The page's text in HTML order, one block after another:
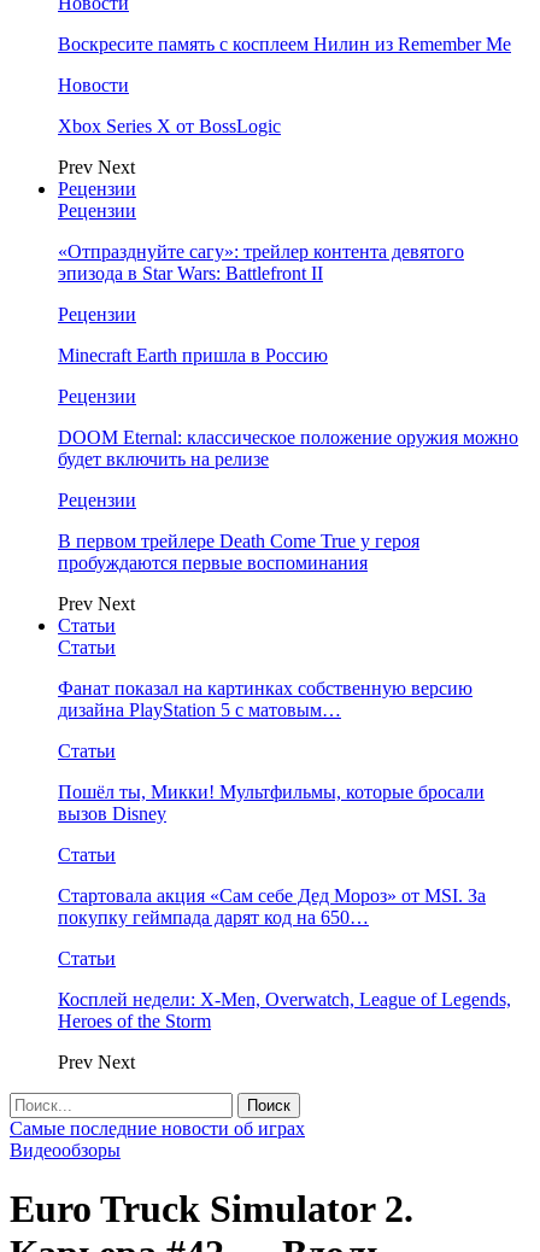
Воскресите память с косплеем Нилин из Remember Me
Новости
Xbox Series X от BossLogic
Prev Next
Рецензии
Рецензии
«Отпразднуйте сагу»: трейлер контента девятого
эпизода в Star Wars: Battlefront II
Рецензии
Minecraft Earth пришла в Россию
Рецензии
DOOM Eternal: классическое положение оружия можно
будет включить на релизе
Рецензии
В первом трейлере Death Come True у героя
пробуждаются первые воспоминания
Prev Next
Статьи
Статьи
Фанат показал на картинках собственную версию
дизайна PlayStation 5 с матовым…
Статьи
Пошёл ты, Микки! Мультфильмы, которые бросали
вызов Disney
Статьи
Стартовала акция «Сам себе Дед Мороз» от MSI. За
покупку геймпада дарят код на 650…
Статьи
Косплей недели: X-Men, Overwatch, League of Legends,
Heroes of the Storm
Prev Next
Самые последние новости об играх
Видеообзоры
Euro Truck Simulator 2.